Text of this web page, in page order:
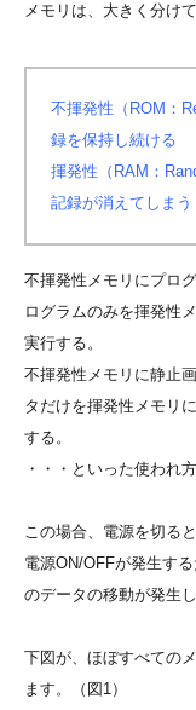
メモリは、大きく分け
不揮発性（ROM：
録を保持し続ける
揮発性（RAM：
記録が消えてしまう
不揮発性メモリにプロ
ログラムのみを揮発性
実行する。
不揮発性メモリに静止
タだけを揮発性メモリ
する。
・・・といった使われ
この場合、電源を切る
電源ON/OFFが発生す
のデータの移動が発生し
下図が、ほぼすべての
ます。（図1）